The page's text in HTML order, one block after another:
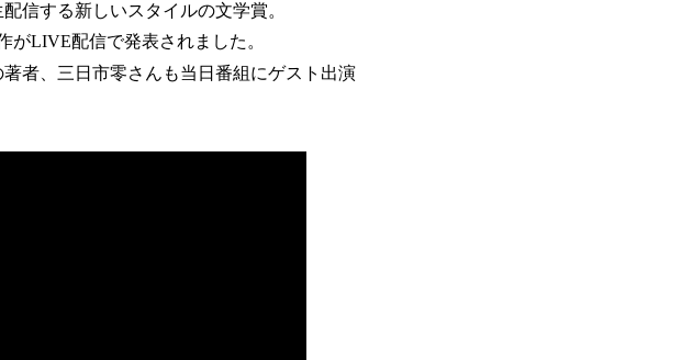
み
込
み
中
信する新しいスタイルの文学賞。
がLIVE配信で発表されました。
者、三日市零さんも当日番組にゲスト出演